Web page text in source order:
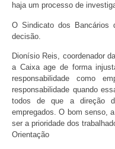
haja um processo de
O Sindicato dos Bancários
decisão.
Dionísio Reis, coordenador
a Caixa age de forma
responsabilidade como
responsabilidade quando
todos de que a direção
empregados. O bom senso,
ser a prioridade dos
Orientação